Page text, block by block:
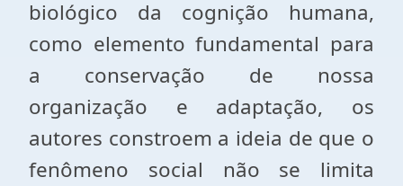
biológico da cognição humana,
como elemento fundamental para
a conservação de nossa
organização e adaptação, os
autores constroem a ideia de que o
fenômeno social não se limita